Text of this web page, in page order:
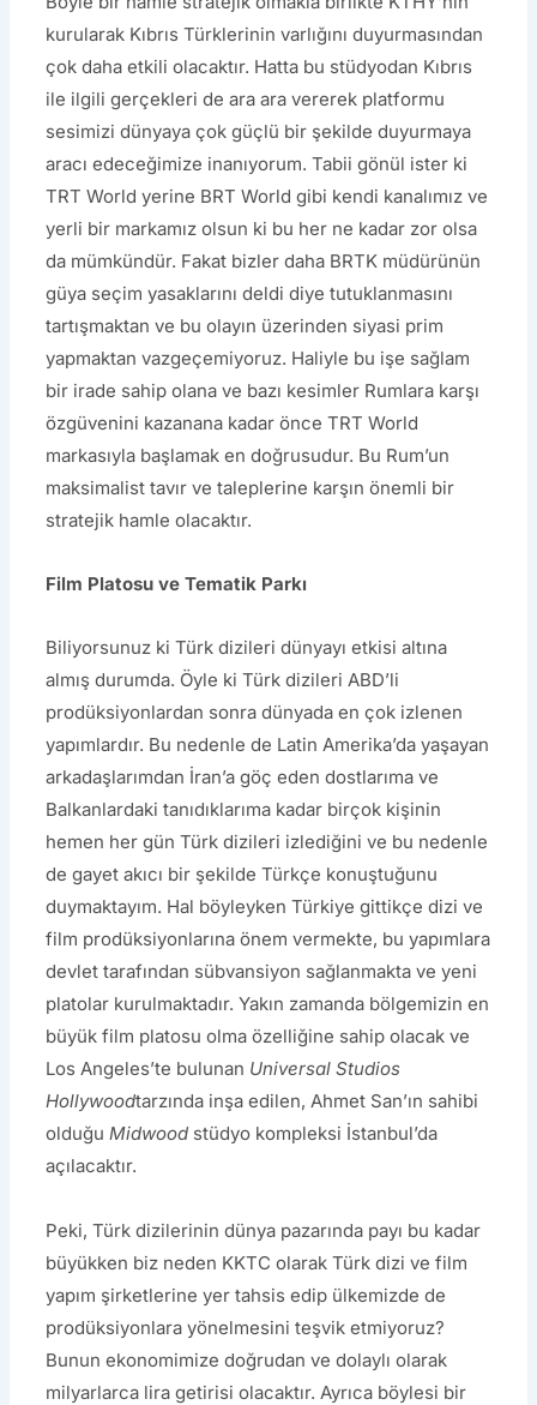
kurularak Kıbrıs Türklerinin varlığını duyurmasından
çok daha etkili olacaktır. Hatta bu stüdyodan Kıbrıs
ile ilgili gerçekleri de ara ara vererek platformu
sesimizi dünyaya çok güçlü bir şekilde duyurmaya
aracı edeceğimize inanıyorum. Tabii gönül ister ki
TRT World yerine BRT World gibi kendi kanalımız ve
yerli bir markamız olsun ki bu her ne kadar zor olsa
da mümkündür. Fakat bizler daha BRTK müdürünün
güya seçim yasaklarını deldi diye tutuklanmasını
tartışmaktan ve bu olayın üzerinden siyasi prim
yapmaktan vazgeçemiyoruz. Haliyle bu işe sağlam
bir irade sahip olana ve bazı kesimler Rumlara karşı
özgüvenini kazanana kadar önce TRT World
markasıyla başlamak en doğrusudur. Bu Rum’un
maksimalist tavır ve taleplerine karşın önemli bir
stratejik hamle olacaktır.
Film Platosu ve Tematik Parkı
Biliyorsunuz ki Türk dizileri dünyayı etkisi altına
almış durumda. Öyle ki Türk dizileri ABD’li
prodüksiyonlardan sonra dünyada en çok izlenen
yapımlardır. Bu nedenle de Latin Amerika’da yaşayan
arkadaşlarımdan İran’a göç eden dostlarıma ve
Balkanlardaki tanıdıklarıma kadar birçok kişinin
hemen her gün Türk dizileri izlediğini ve bu nedenle
de gayet akıcı bir şekilde Türkçe konuştuğunu
duymaktayım. Hal böyleyken Türkiye gittikçe dizi ve
film prodüksiyonlarına önem vermekte, bu yapımlara
devlet tarafından sübvansiyon sağlanmakta ve yeni
platolar kurulmaktadır. Yakın zamanda bölgemizin en
büyük film platosu olma özelliğine sahip olacak ve
Los Angeles’te bulunan Universal Studios
Hollywoodtarzında inşa edilen, Ahmet San’ın sahibi
olduğuMidwood stüdyo kompleksi İstanbul’da
açılacaktır.
Peki, Türk dizilerinin dünya pazarında payı bu kadar
büyükken biz neden KKTC olarak Türk dizi ve film
yapım şirketlerine yer tahsis edip ülkemizde de
prodüksiyonlara yönelmesini teşvik etmiyoruz?
Bunun ekonomimize doğrudan ve dolaylı olarak
milyarlarca lira getirisi olacaktır. Ayrıca böylesi bir